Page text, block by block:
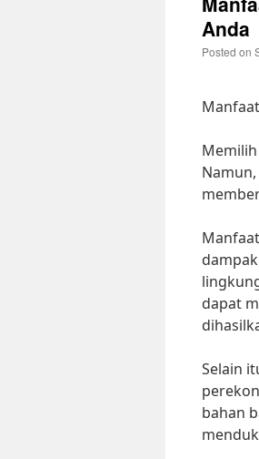
Anda
Posted on
dapat
Selain
bahan